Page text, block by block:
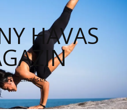
HAVAS
és elemzések